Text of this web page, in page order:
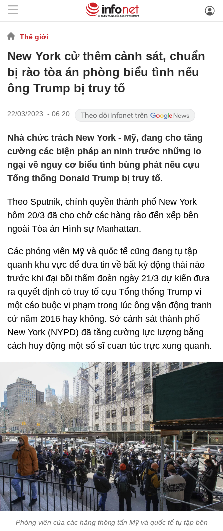
Thế giới
New York cử thêm cảnh sát, chuẩn
bị rào tòa án phòng biểu tình nếu
ông Trump bị truy tố
22/03/2023 - 06:20
Nhà chức trách New York - Mỹ, đang cho tăng
cường các biện pháp an ninh trước những lo
ngại về nguy cơ biểu tình bùng phát nếu cựu
Tổng thống Donald Trump bị truy tố.
Theo Sputnik, chính quyền thành phố New York
hôm 20/3 đã cho chở các hàng rào đến xếp bên
ngoài Tòa án Hình sự Manhattan.
Các phóng viên Mỹ và quốc tế cũng đang tụ tập
quanh khu vực để đưa tin về bất kỳ động thái nào
trước khi đại bồi thẩm đoàn ngày 21/3 dự kiến đưa
ra quyết định có truy tố cựu Tổng thống Trump vì
một cáo buộc vi phạm trong lúc ông vận động tranh
cử năm 2016 hay không. Sở cảnh sát thành phố
New York (NYPD) đã tăng cường lực lượng bằng
cách huy động một số sĩ quan túc trực xung quanh.
Phóng viên của các hãng thông tấn Mỹ và quốc tế tụ tập bên